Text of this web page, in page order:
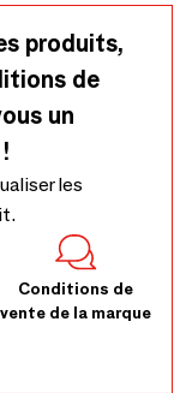
de choses à
produits,
de
un
les
Conditions de
vente de la marque